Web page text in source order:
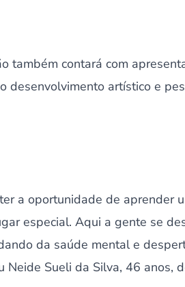
também contará com
desenvolvimento artístico e
a oportunidade de aprender
especial. Aqui a gente se
da saúde mental e
Neide Sueli da Silva, 46 anos,